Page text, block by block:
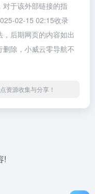
于该外部链接的指
02-15 02:15收录
后期网页的内容如出
除，小威云零导航不
资源收集与分享！
!